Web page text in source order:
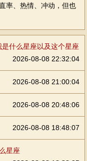
率、热情、冲动，但也
什么星座以及这个星座
2026-08-08 22:32:04
2026-08-08 21:00:04
2026-08-08 20:48:06
2026-08-08 18:48:07
星座